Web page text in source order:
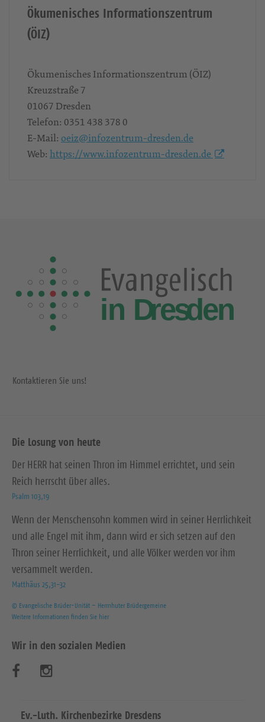
Ökumenisches Informationszentrum
(ÖIZ)
Ökumenisches Informationszentrum (ÖIZ)
Kreuzstraße 7
01067 Dresden
Telefon: 0351 438 378 0
E-Mail: oeiz@infozentrum-dresden.de
Web: https://www.infozentrum-dresden.de
Kontaktieren Sie uns!
Die Losung von heute
Der HERR hat seinen Thron im Himmel errichtet, und sein
Reich herrscht über alles.
Psalm 103,19
Wenn der Menschensohn kommen wird in seiner Herrlichkeit
und alle Engel mit ihm, dann wird er sich setzen auf den
Thron seiner Herrlichkeit, und alle Völker werden vor ihm
versammelt werden.
Matthäus 25,31-32
© Evangelische Brüder-Unität – Herrnhuter Brüdergemeine
Weitere Informationen finden Sie hier
Wir in den sozialen Medien
s
s
Ev.-Luth. Kirchenbezirke Dresdens